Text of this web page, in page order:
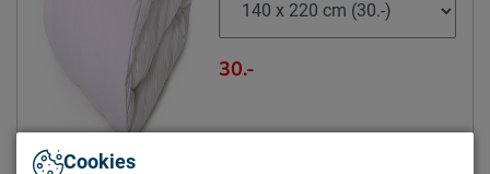
meubelmondstuk
Leveranciersinformatie
Locatie
Postbus 716, 5400 AS,
30.-
Cookies